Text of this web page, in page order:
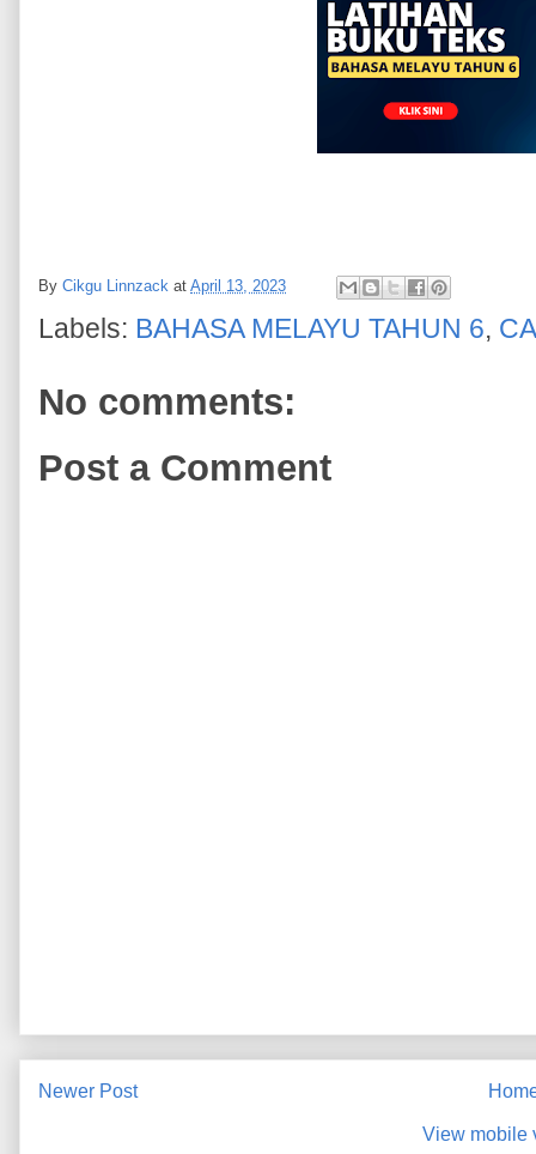
By Cikgu Linnzack at April 13, 2023
Labels: BAHASA MELAYU TAHUN 6,
No comments:
Post a Comment
Newer Post
View mobile